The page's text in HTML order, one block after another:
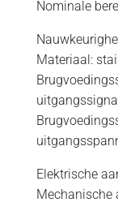
Nominale
Materiaal:
Elektrische
Mechanische